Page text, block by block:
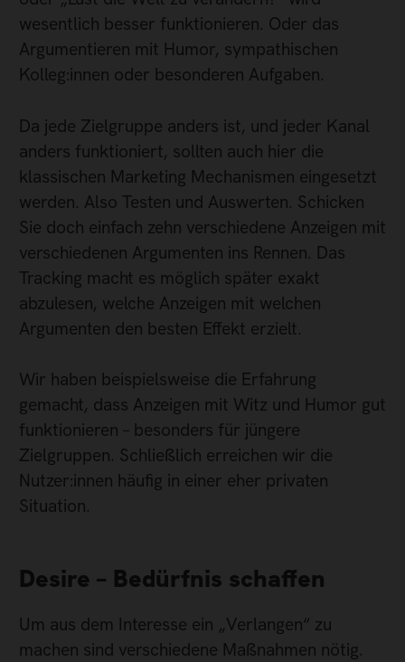
wesentlich besser funktionieren. Oder das
Argumentieren mit Humor, sympathischen
Kolleg:innen oder besonderen Aufgaben.
Da jede Zielgruppe anders ist, und jeder Kanal
anders funktioniert, sollten auch hier die
klassischen Marketing Mechanismen eingesetzt
werden. Also Testen und Auswerten. Schicken
Sie doch einfach zehn verschiedene Anzeigen mit
verschiedenen Argumenten ins Rennen. Das
Tracking macht es möglich später exakt
abzulesen, welche Anzeigen mit welchen
Argumenten den besten Effekt erzielt.
Wir haben beispielsweise die Erfahrung
gemacht, dass Anzeigen mit Witz und Humor gut
funktionieren – besonders für jüngere
Zielgruppen. Schließlich erreichen wir die
Nutzer:innen häufig in einer eher privaten
Situation.
Desire – Bedürfnis schaffen
Um aus dem Interesse ein „Verlangen“ zu
machen sind verschiedene Maßnahmen nötig.